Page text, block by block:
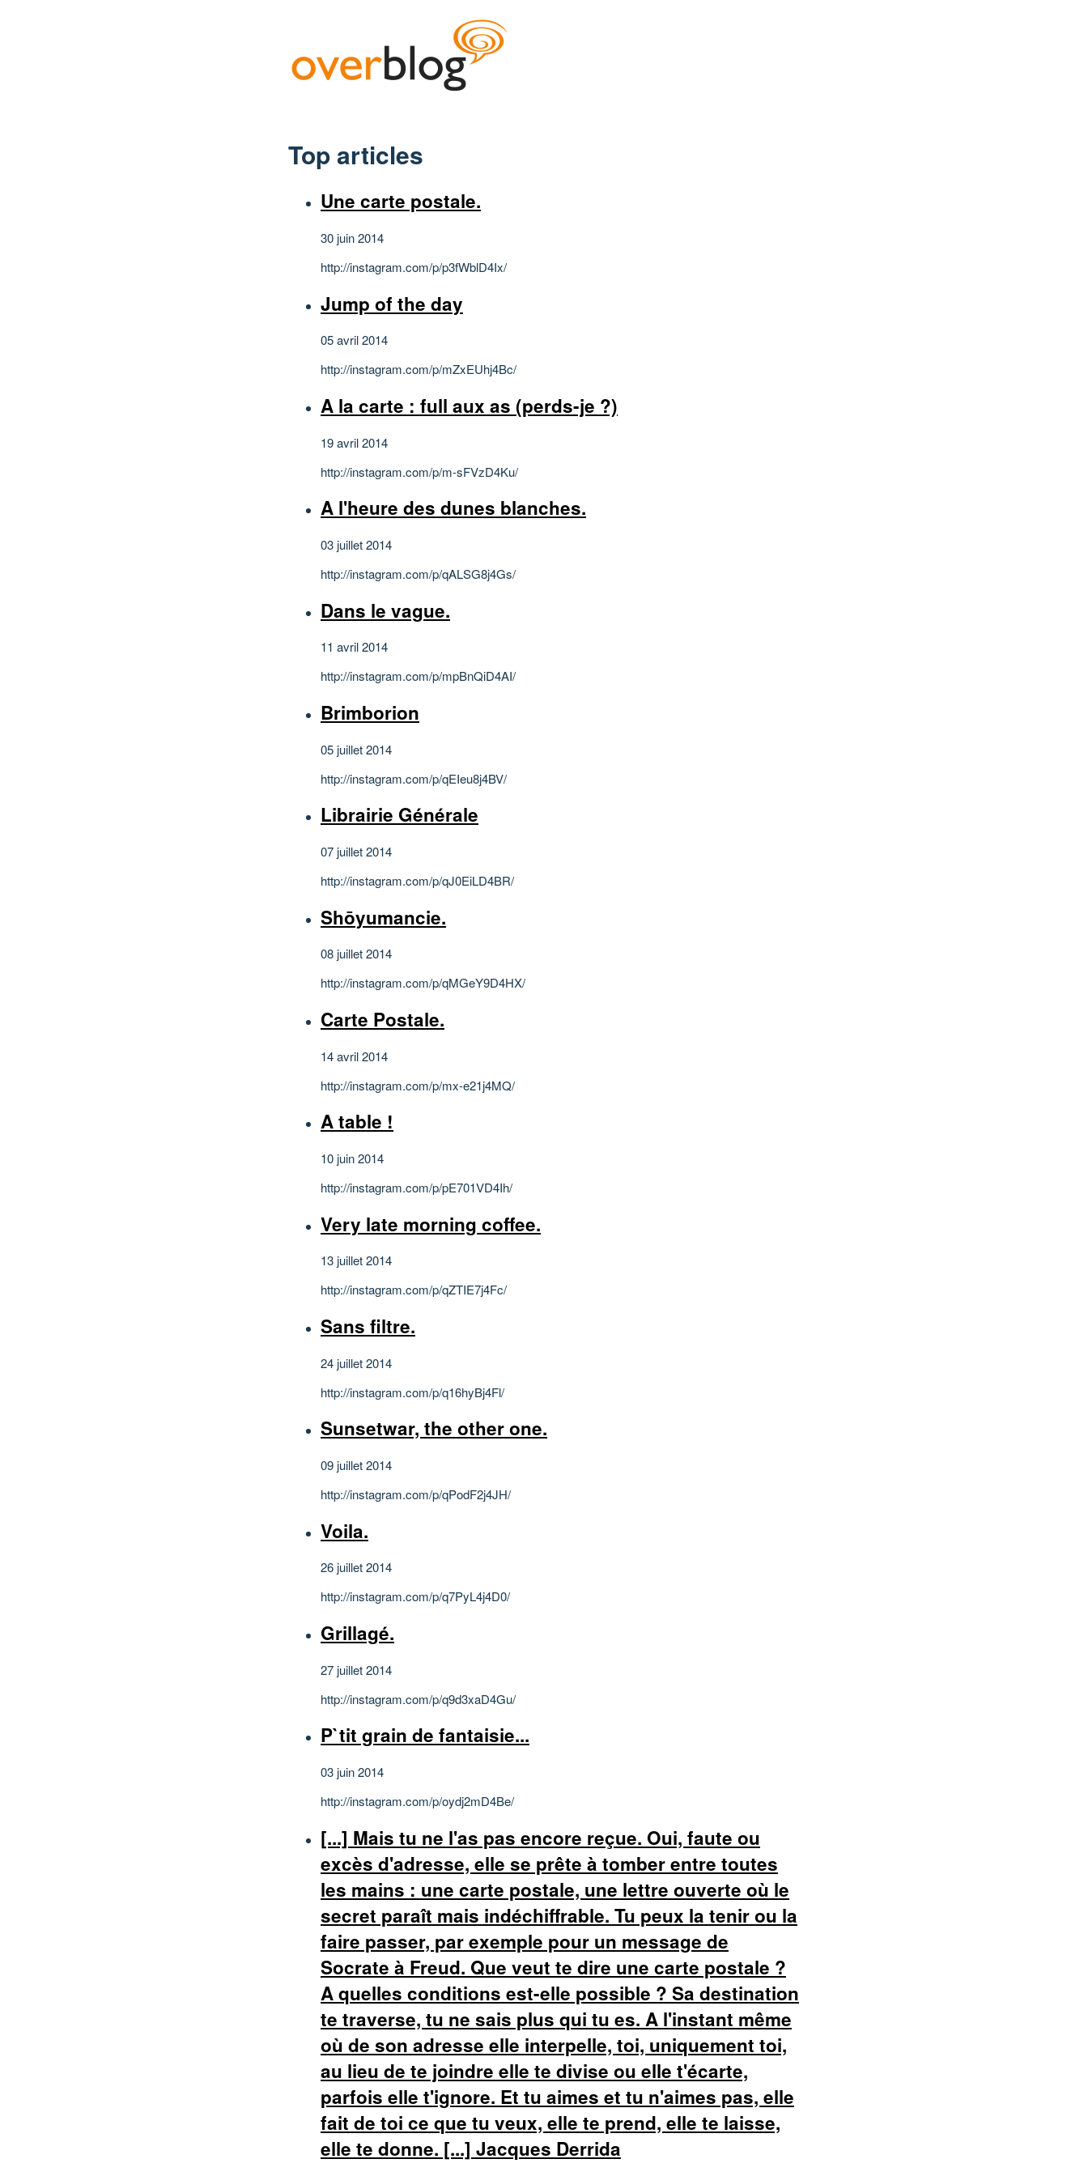
Top articles
Une carte postale.
30 juin 2014
http://instagram.com/p/p3fWblD4Ix/
Jump of the day
05 avril 2014
http://instagram.com/p/mZxEUhj4Bc/
A la carte : full aux as (perds-je ?)
19 avril 2014
http://instagram.com/p/m-sFVzD4Ku/
A l'heure des dunes blanches.
03 juillet 2014
http://instagram.com/p/qALSG8j4Gs/
Dans le vague.
11 avril 2014
http://instagram.com/p/mpBnQiD4AI/
Brimborion
05 juillet 2014
http://instagram.com/p/qEIeu8j4BV/
Librairie Générale
07 juillet 2014
http://instagram.com/p/qJ0EiLD4BR/
Shōyumancie.
08 juillet 2014
http://instagram.com/p/qMGeY9D4HX/
Carte Postale.
14 avril 2014
http://instagram.com/p/mx-e21j4MQ/
A table !
10 juin 2014
http://instagram.com/p/pE701VD4Ih/
Very late morning coffee.
13 juillet 2014
http://instagram.com/p/qZTIE7j4Fc/
Sans filtre.
24 juillet 2014
http://instagram.com/p/q16hyBj4Fl/
Sunsetwar, the other one.
09 juillet 2014
http://instagram.com/p/qPodF2j4JH/
Voila.
26 juillet 2014
http://instagram.com/p/q7PyL4j4D0/
Grillagé.
27 juillet 2014
http://instagram.com/p/q9d3xaD4Gu/
P`tit grain de fantaisie...
03 juin 2014
http://instagram.com/p/oydj2mD4Be/
[...] Mais tu ne l'as pas encore reçue. Oui, faute ou
excès d'adresse, elle se prête à tomber entre toutes
les mains : une carte postale, une lettre ouverte où le
secret paraît mais indéchiffrable. Tu peux la tenir ou la
faire passer, par exemple pour un message de
Socrate à Freud. Que veut te dire une carte postale ?
A quelles conditions est-elle possible ? Sa destination
te traverse, tu ne sais plus qui tu es. A l'instant même
où de son adresse elle interpelle, toi, uniquement toi,
au lieu de te joindre elle te divise ou elle t'écarte,
parfois elle t'ignore. Et tu aimes et tu n'aimes pas, elle
fait de toi ce que tu veux, elle te prend, elle te laisse,
elle te donne. [...] Jacques Derrida